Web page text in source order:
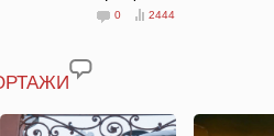
0 2444